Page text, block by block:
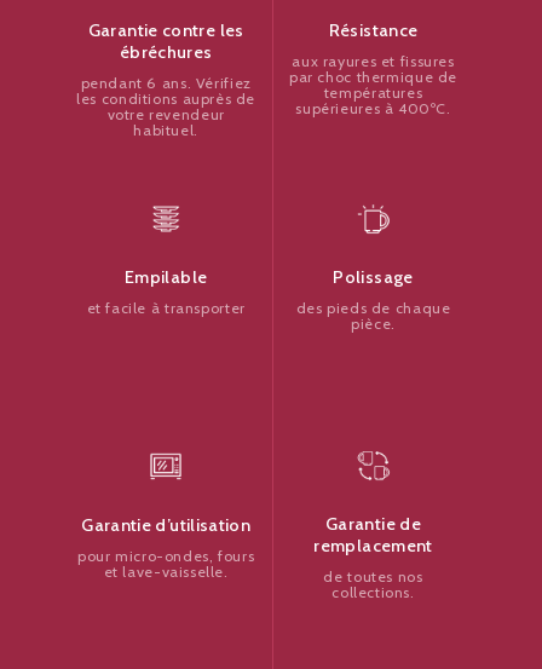
Garantie contre les
ébréchures
pendant 6 ans. Vérifiez
les conditions auprès de
votre revendeur
habituel.
Résistance
aux rayures et fissures
par choc thermique de
températures
supérieures à 400ºC.
Empilable
et facile à transporter
Polissage
des pieds de chaque
pièce.
Garantie d’utilisation
pour micro-ondes, fours
et lave-vaisselle.
Garantie de
remplacement
de toutes nos
collections.